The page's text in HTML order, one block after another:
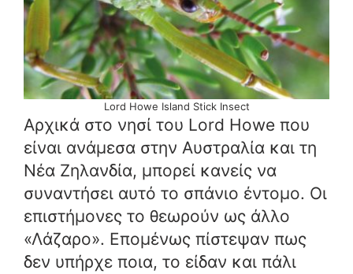
Lord Howe Island Stick Insect
Αρχικά στο νησί του Lord Howe που
είναι ανάμεσα στην Αυστραλία και τη
Νέα Ζηλανδία, μπορεί κανείς να
συναντήσει αυτό το σπάνιο έντομο. Οι
επιστήμονες το θεωρούν ως άλλο
«Λάζαρο». Επομένως πίστεψαν πως
δεν υπήρχε ποια, το είδαν και πάλι